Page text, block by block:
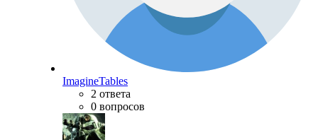
ImagineTables
2 ответа
0 вопросов